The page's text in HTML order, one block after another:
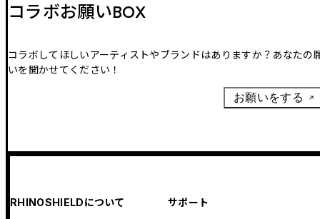
コラボお願いBOX
コラボしてほしいアーティストやブランドはありますか？あなたの
いを聞かせてください！
お願いをする
RHINOSHIELDについて サポート